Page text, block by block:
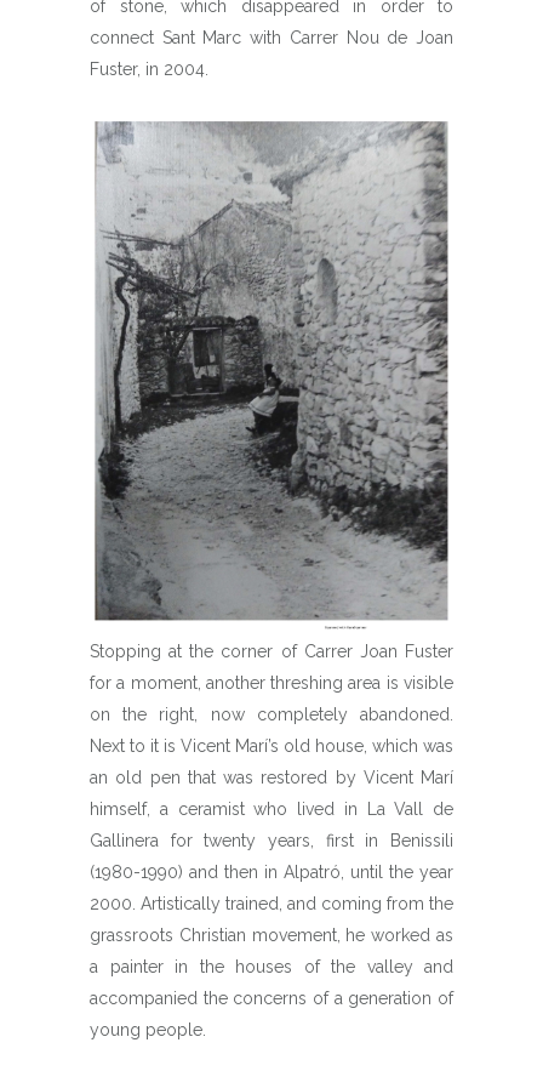
of stone, which disappeared in order to
connect Sant Marc with Carrer Nou de Joan
Fuster, in 2004.
Stopping at the corner of Carrer Joan Fuster
for a moment, another threshing area is visible
on the right, now completely abandoned.
Next to it is Vicent Marí’s old house, which was
an old pen that was restored by Vicent Marí
himself, a ceramist who lived in La Vall de
Gallinera for twenty years, first in Benissili
(1980-1990) and then in Alpatró, until the year
2000. Artistically trained, and coming from the
grassroots Christian movement, he worked as
a painter in the houses of the valley and
accompanied the concerns of a generation of
young people.